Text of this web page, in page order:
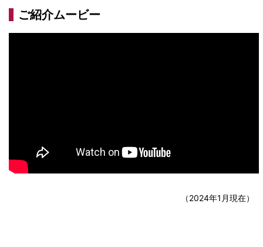
ご紹介ムービー
（2024年1月現在）